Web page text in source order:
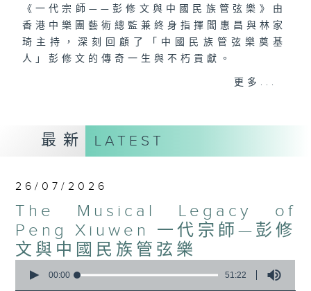
《一代宗師——彭修文與中國民族管弦樂》由
香港中樂團藝術總監兼終身指揮閻惠昌與林家
琦主持，深刻回顧了「中國民族管弦樂奠基
人」彭修文的傳奇一生與不朽貢獻。
界青年聯歡節榮獲金獎、讓國樂走向世界的輝
煌歷史；第二集「樂中有詩」展現其獨特的藝
術風格，剖析《瑤族舞曲》、《秦．兵馬俑》
集「規矩方圓」聚焦其推動的樂隊革命，包括
確立「彭修文模式」的基本框架、改良民族樂
器與建立演奏傳統；第四集「意在棒先」則探
討其指揮藝術與追求中國音樂獨立性的美學追
求。
更多...
最新 LATEST
26/07/2026
The Musical Legacy of
Peng Xiuwen 一代宗師—彭修
文與中國民族管弦樂
seconds
00:00 51:22